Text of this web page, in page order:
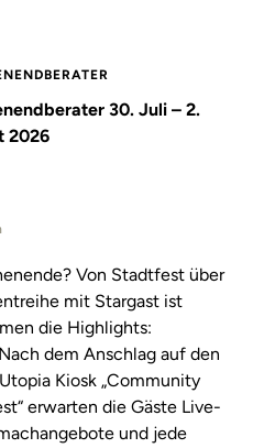
30. Juli – 2.
2026
Von Stadtfest über
mit Stargast ist
die Highlights:
dem Anschlag auf den
Kiosk „Community
erwarten die Gäste Live-
und jede